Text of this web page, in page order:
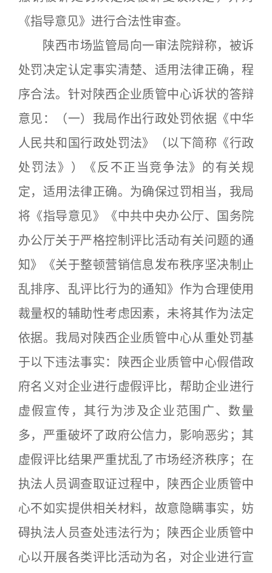
《指导意见》进行合法性审查。
陕西市场监管局向一审法院辩称，被诉
处罚决定认定事实清楚、适用法律正确，程
序合法。针对陕西企业质管中心诉状的答辩
意见：（一）我局作出行政处罚依据《中华
人民共和国行政处罚法》（以下简称《行政
处罚法》）《反不正当竞争法》的有关规
定，适用法律正确。为确保过罚相当，我局
将《指导意见》《中共中央办公厅、国务院
办公厅关于严格控制评比活动有关问题的通
知》《关于整顿营销信息发布秩序坚决制止
乱排序、乱评比行为的通知》作为合理使用
裁量权的辅助性考虑因素，未将其作为法定
依据。我局对陕西企业质管中心从重处罚基
于以下违法事实：陕西企业质管中心假借政
府名义对企业进行虚假评比，帮助企业进行
虚假宣传，其行为涉及企业范围广、数量
多，严重破坏了政府公信力，影响恶劣；其
虚假评比结果严重扰乱了市场经济秩序；在
执法人员调查取证过程中，陕西企业质管中
心不如实提供相关材料，故意隐瞒事实，妨
碍执法人员查处违法行为；陕西企业质管中
心以开展各类评比活动为名，对企业进行宣